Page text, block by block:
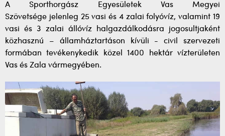
A Sporthorgász Egyesületek Vas Megyei
Szövetsége jelenleg 25 vasi és 4 zalai folyóvíz, valamint 19
vasi és 3 zalai állóvíz halgazdálkodásra jogosultjaként
közhasznú – államháztartáson kívüli - civil szervezeti
formában tevékenykedik közel 1400 hektár vízterületen
Vas és Zala vármegyében.